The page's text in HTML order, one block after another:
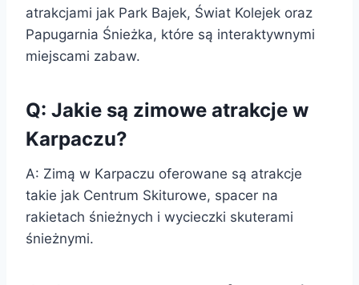
atrakcjami jak Park Bajek, Świat Kolejek oraz
Papugarnia Śnieżka, które są interaktywnymi
miejscami zabaw.
Q: Jakie są zimowe atrakcje w
Karpaczu?
A: Zimą w Karpaczu oferowane są atrakcje
takie jak Centrum Skiturowe, spacer na
rakietach śnieżnych i wycieczki skuterami
śnieżnymi.